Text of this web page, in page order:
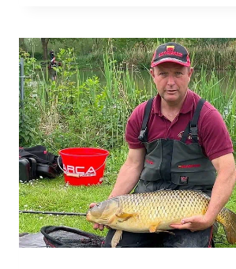
GROOT
SUCCES!